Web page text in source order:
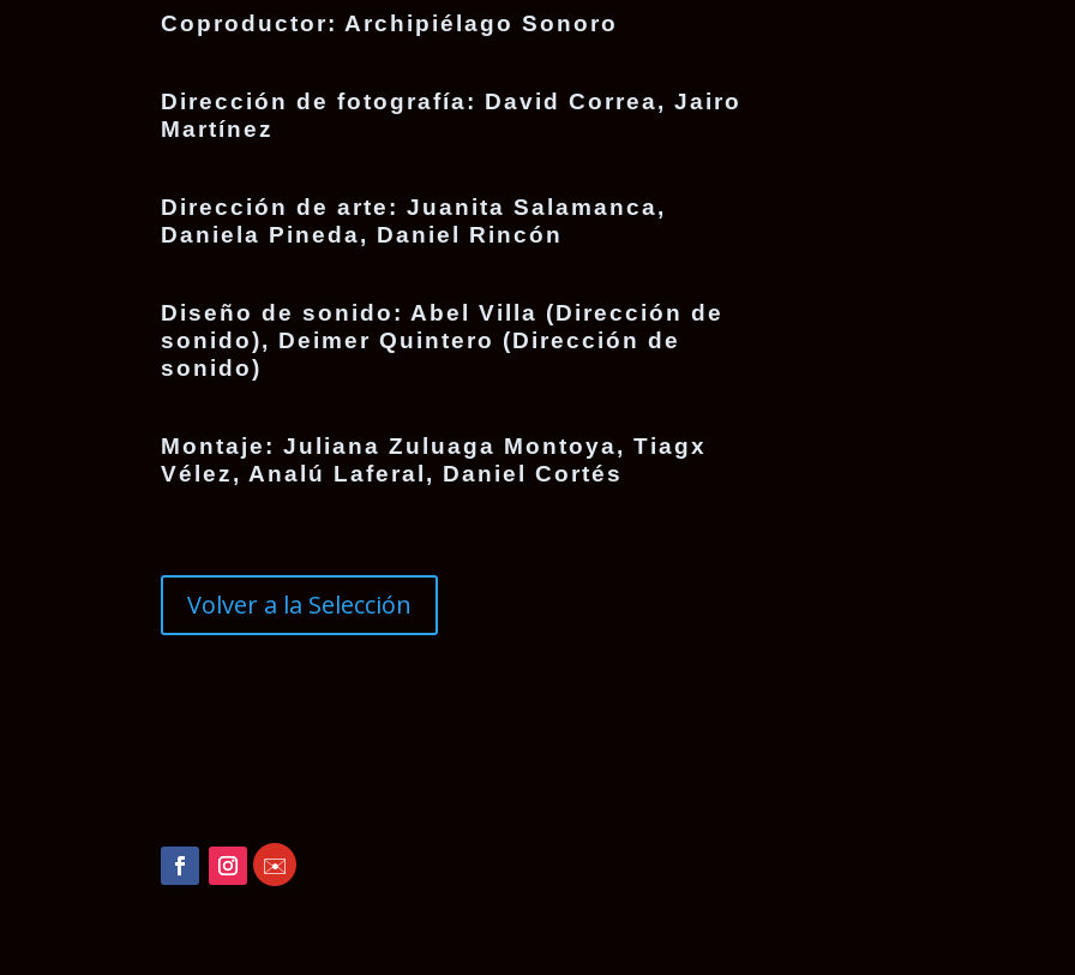
Coproductor: Archipiélago Sonoro
Dirección de fotografía: David Correa, Jairo
Martínez
Dirección de arte: Juanita Salamanca,
Daniela Pineda, Daniel Rincón
Diseño de sonido: Abel Villa (Dirección de
sonido), Deimer Quintero (Dirección de
sonido)
Montaje: Juliana Zuluaga Montoya, Tiagx
Vélez, Analú Laferal, Daniel Cortés
Volver a la Selección
✉️